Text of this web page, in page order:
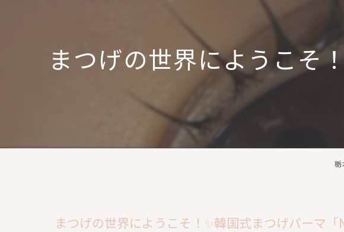
まつげの世界にようこそ
栃
まつげの世界にようこそ！✨韓国式まつげパーマ